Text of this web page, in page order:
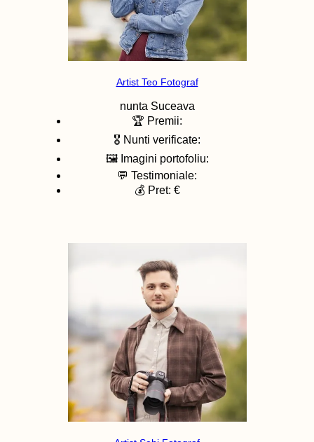
Artist Teo Fotograf
nunta Suceava
🏆 Premii:
🎖️ Nunti verificate:
🖼️ Imagini portofoliu:
💬 Testimoniale:
💰 Pret: €